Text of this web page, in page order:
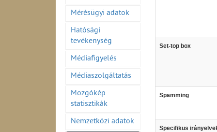
Mérésügyi adatok
Hatósági
tevékenység
Médiafigyelés
Médiaszolgáltatás
Mozgókép
statisztikák
Nemzetközi adatok
Set-top box
Spamming
Specifikus